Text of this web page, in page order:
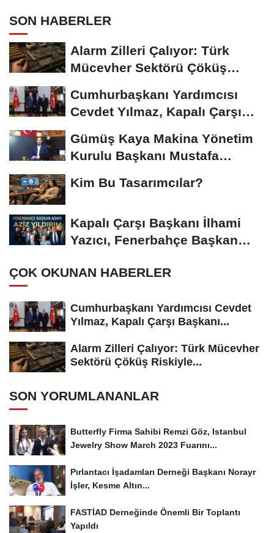
SON HABERLER
Alarm Zilleri Çalıyor: Türk
Mücevher Sektörü Çöküş
Cumhurbaşkanı Yardımcısı
Cevdet Yılmaz, Kapalı Çarşı
Gümüş Kaya Makina Yönetim
Kurulu Başkanı Mustafa
Kim Bu Tasarımcılar?
Kapalı Çarşı Başkanı İlhami
Yazıcı, Fenerbahçe Başkan
ÇOK OKUNAN HABERLER
Cumhurbaşkanı Yardımcısı Cevdet
Yılmaz, Kapalı Çarşı Başkanı...
Alarm Zilleri Çalıyor: Türk Mücevher
Sektörü Çöküş Riskiyle...
SON YORUMLANANLAR
Butterfly Firma Sahibi Remzi Göz, Istanbul
Jewelry Show March 2023 Fuarını...
Pırlantacı İşadamları Derneği Başkanı Norayr
İşler, Kesme Altın...
FASTİAD Derneğinde Önemli Bir Toplantı
Yapıldı